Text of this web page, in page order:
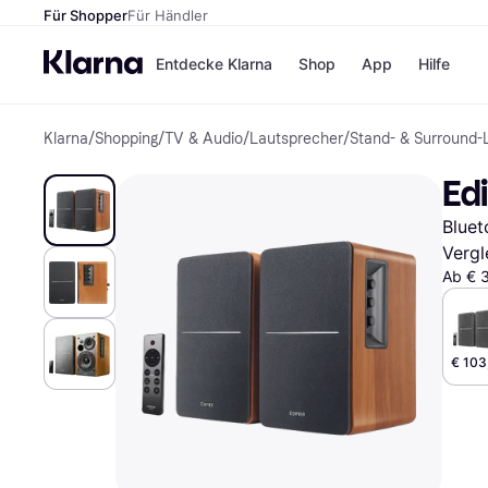
Für ShopperFür Händler
Entdecke Klarna
Zahlungsmethoden
Bezahle in bis zu 30
Ratenzahlung
Shop
Shops
H&M
Temu
Alle Shops
App Hilfe
Klarna/Shopping/TV & Audio/Lautsprecher/Stand- &
Ab €
€